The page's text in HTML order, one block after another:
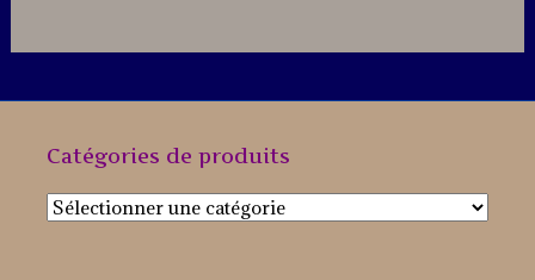
Catégories de produits